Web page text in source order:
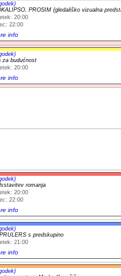
PROSIM (gledališko vizualna
20:00
22:00
info
za budućnost
20:00
info
romanja
20:00
22:00
info
s predskupino
21:00
info